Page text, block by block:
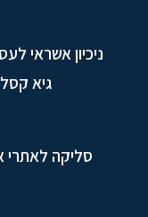
ניכיון אשראי
גיא
סליקה לאתרי